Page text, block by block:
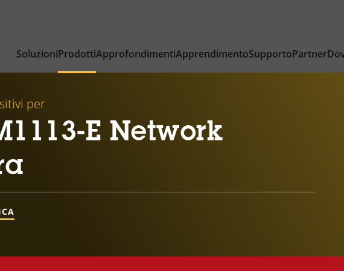
SoluzioniProdottiApprofondimentiApprendimentoSupportoPartner
per
E Network